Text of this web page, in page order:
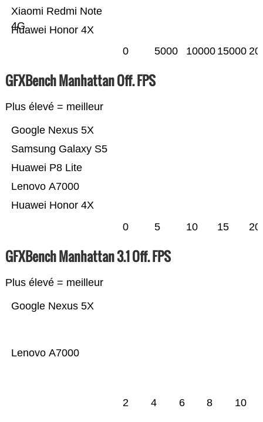
Huawei Honor 4X
Xiaomi Redmi Note
4G
0 5000 10000 15000
GFXBench Manhattan Off. FPS
Plus élevé = meilleur
Huawei Honor 4X
Lenovo A7000
Huawei P8 Lite
Samsung Galaxy S5
Google Nexus 5X
0 5 10 15 20
GFXBench Manhattan 3.1 Off. FPS
Plus élevé = meilleur
Lenovo A7000
Google Nexus 5X
2 4 6 8 10